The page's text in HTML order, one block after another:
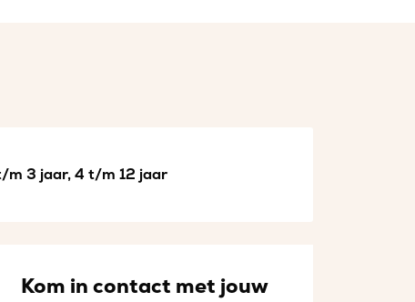
m 3 jaar, 4 t/m 12 jaar
Kom in contact met jouw